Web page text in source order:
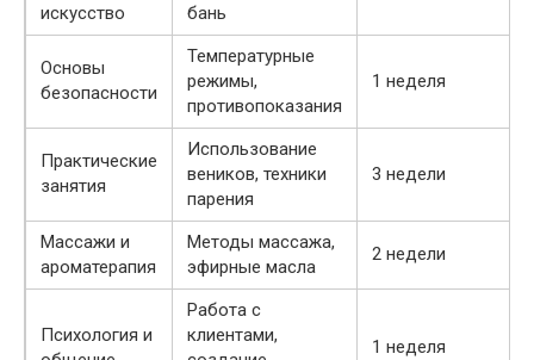
искусство
бань
Основы
безопасности
Температурные
режимы,
противопоказания
1 неделя
Практические
занятия
Использование
веников, техники
парения
3 недели
Массажи и
ароматерапия
Методы массажа,
эфирные масла
2 недели
Психология и
Работа с
клиентами,
1 неделя